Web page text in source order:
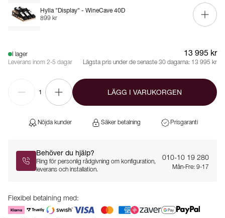
Hylla "Display" - WineCave 40D
899 kr
I lager
Leverans inom 2-5 dagar
13 995 kr
Lägsta pris under de senaste 30 dagarna: 13 995 kr
1 LÄGG I VARUKORGEN
Nöjda kunder Säker betalning Prisgaranti
Behöver du hjälp?
Ring för personlig rådgivning om konfiguration,
leverans och installation.
010-10 19 280
Mån-Fre: 9-17
Flexibel betalning med: